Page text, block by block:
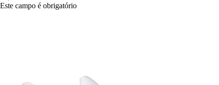
Este campo é obrigatório